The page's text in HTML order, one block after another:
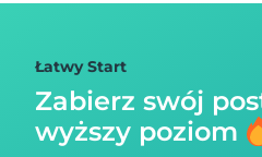
Łatwy Start
Zabierz swój
wyższy poziom